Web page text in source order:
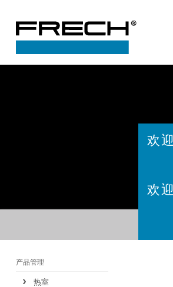
欢
欢
产品管理
热室